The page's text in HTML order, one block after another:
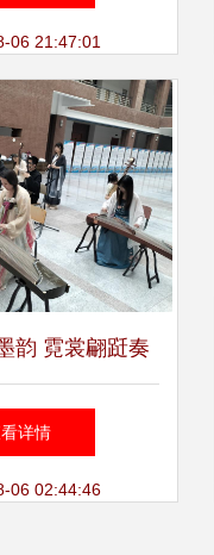
跑起来
06 21:47:01
韵 霓裳翩跹奏
二届华音民乐
功举办
详情
06 02:44:46